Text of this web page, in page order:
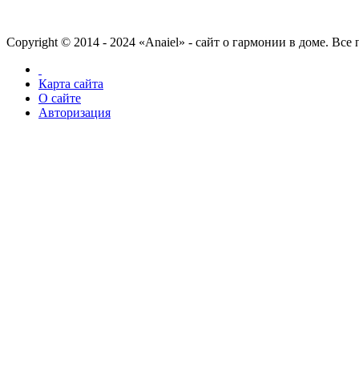
Copyright © 2014 - 2024 «Anaiel» - сайт о гармонии в доме.
Карта сайта
О сайте
Авторизация